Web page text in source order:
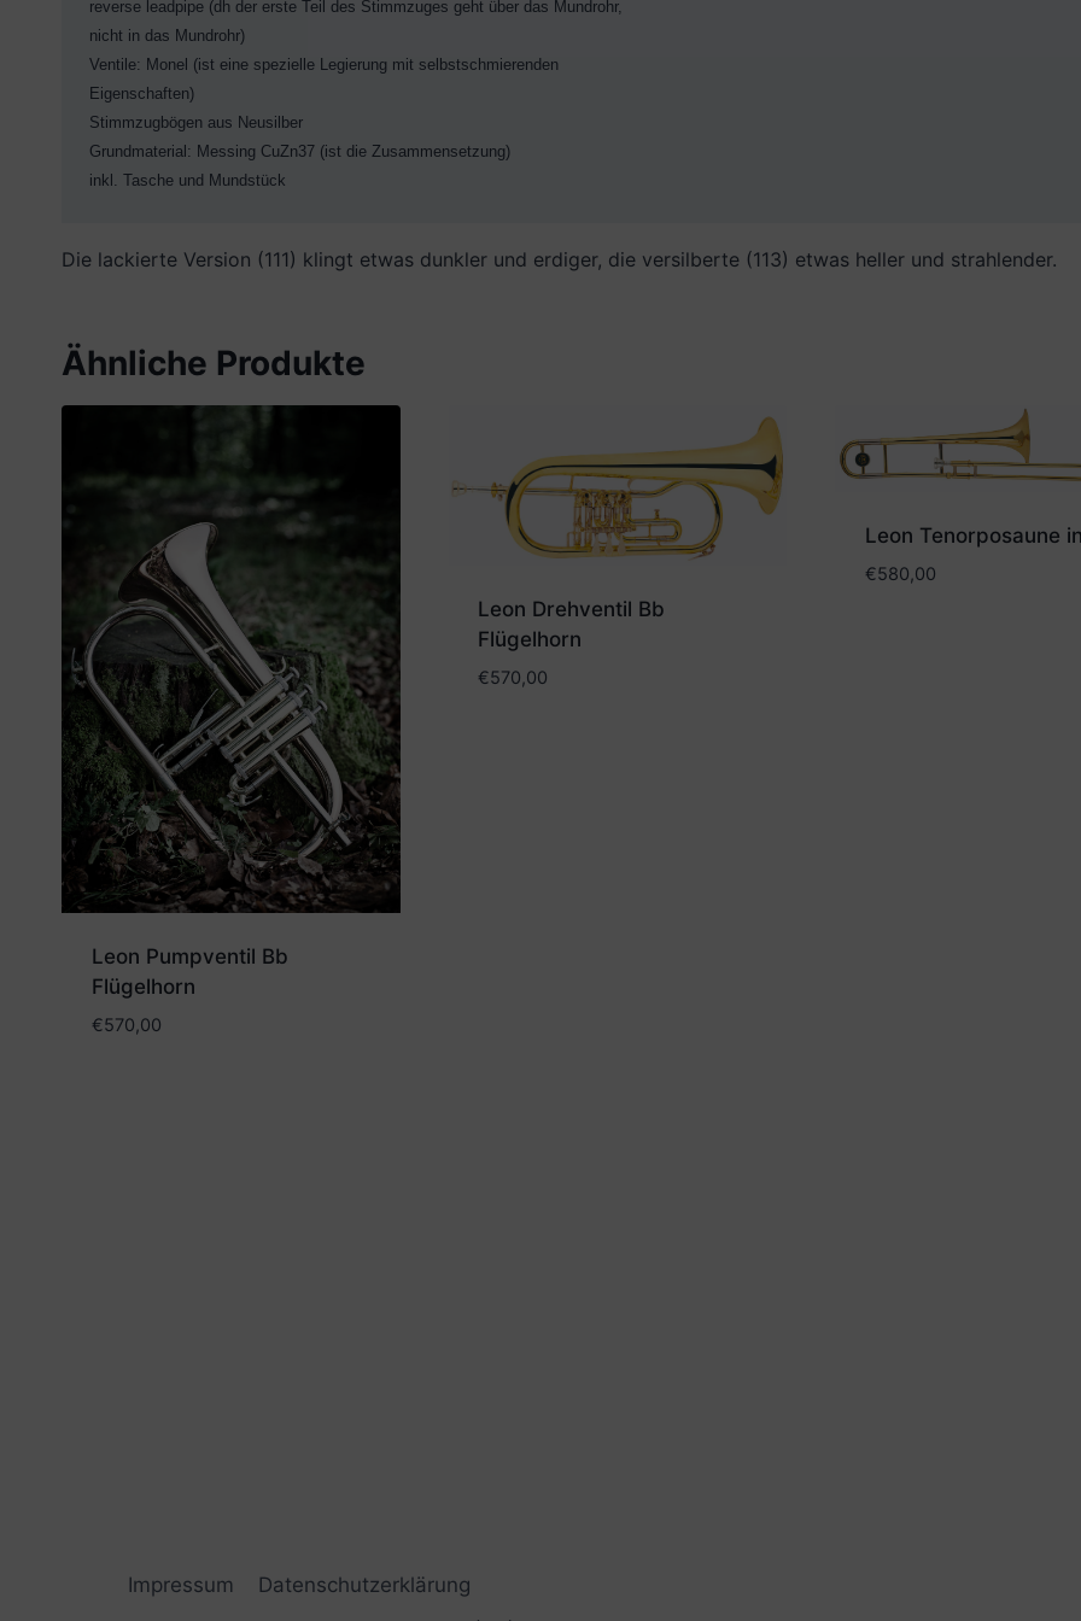
reverse leadpipe (dh der erste Teil des Stimmzuges geht über das Mundrohr,
nicht in das Mundrohr)
Ventile: Monel (ist eine spezielle Legierung mit selbstschmierenden
Eigenschaften)
Stimmzugbögen aus Neusilber
Grundmaterial: Messing CuZn37 (ist die Zusammensetzung)
inkl. Tasche und Mundstück
Die lackierte Version (111) klingt etwas dunkler und erdiger, die versilberte (113) etwas heller und strahlender.
Ähnliche Produkte
Leon Pumpventil Bb
Flügelhorn
€570,00
Leon Drehventil Bb
Flügelhorn
€570,00
Leon Tenorposaune
€580,00
Impressum
Datenschutzerklärung